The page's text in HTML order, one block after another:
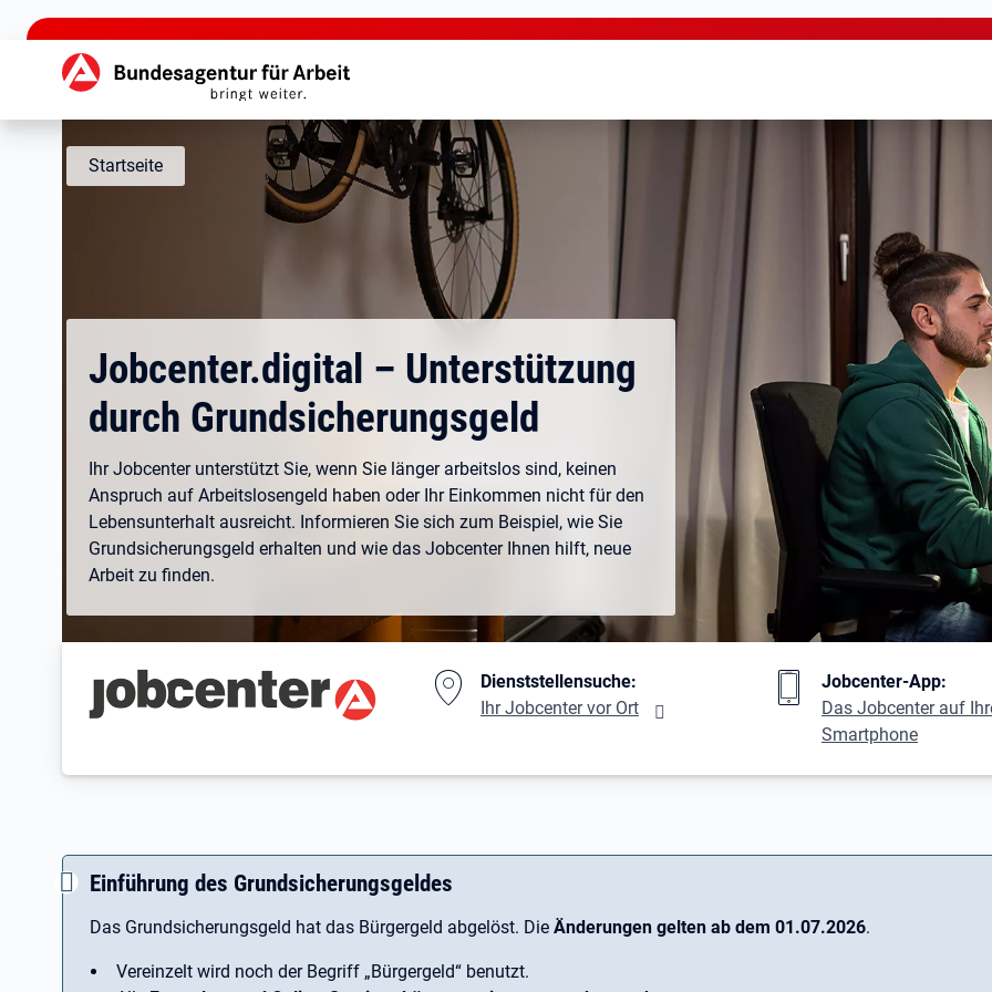
zu den Hauptinhalten springen
Hauptnavigation
Startseite
Jobcenter.digital – Unterstützung
durch Grundsicherungsgeld
Ihr Jobcenter unterstützt Sie, wenn Sie länger arbeitslos sind, keinen
Anspruch auf Arbeitslosengeld haben oder Ihr Einkommen nicht für den
Lebensunterhalt ausreicht. Informieren Sie sich zum Beispiel, wie Sie
Grundsicherungsgeld erhalten und wie das Jobcenter Ihnen hilft, neue
Arbeit zu finden.
Branding-Bereich BeschreibungDienststellensuche:
Ihr Jobcenter vor Ort
Jobcenter-App:
Das Jobcenter auf
Smartphone
Einführung des Grundsicherungsgeldes
Das Grundsicherungsgeld hat das Bürgergeld abgelöst. Die Änderungen gelten ab dem 01.07.2026.
Vereinzelt wird noch der Begriff ­„Bürgergeld“ benutzt.